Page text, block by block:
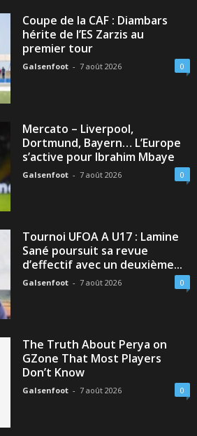
Coupe de la CAF : Diambars
hérite de l’ES Zarzis au
premier tour
Galsenfoot - 7 août 2026 0
Mercato – Liverpool,
Dortmund, Bayern… L’Europe
s’active pour Ibrahim Mbaye
Galsenfoot - 7 août 2026 0
Tournoi UFOA A U17 : Lamine
Sané poursuit sa revue
d’effectif avec un deuxième...
Galsenfoot - 7 août 2026 0
The Truth About Perya on
GZone That Most Players
Don’t Know
Galsenfoot - 7 août 2026 0